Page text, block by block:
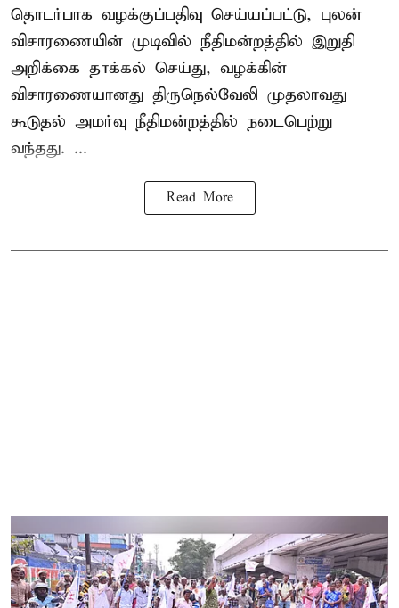
தொடர்பாக வழக்குப்பதிவு செய்யப்பட்டு, புலன்
விசாரணையின் முடிவில் நீதிமன்றத்தில் இறுதி
அறிக்கை தாக்கல் செய்து, வழக்கின்
விசாரணையானது திருநெல்வேலி முதலாவது
கூடுதல் அமர்வு நீதிமன்றத்தில் நடைபெற்று
வந்தது. ...
Read More